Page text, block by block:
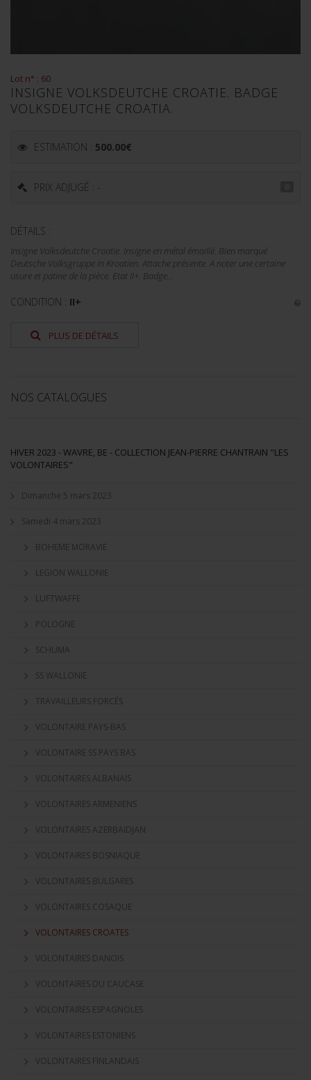
Lot n° : 60
INSIGNE VOLKSDEUTCHE CROATIE. BADGE
VOLKSDEUTCHE CROATIA.
ESTIMATION : 500.00€
PRIX ADJUGÉ : -
DÉTAILS :
Insigne Volksdeutche Croatie. Insigne en métal émaillé. Bien marqué
Deutsche Volksgruppe in Kroatien. Attache présente. A noter une certaine
usure et patine de la pièce. Etat II+. Badge...
CONDITION : II+
PLUS DE DÉTAILS
NOS CATALOGUES
HIVER 2023 - WAVRE, BE - COLLECTION JEAN-PIERRE CHANTRAIN "LES
VOLONTAIRES"
Dimanche 5 mars 2023
Samedi 4 mars 2023
BOHEME MORAVIE
LEGION WALLONIE
LUFTWAFFE
POLOGNE
SCHUMA
SS WALLONIE
TRAVAILLEURS FORCÉS
VOLONTAIRE PAYS-BAS
VOLONTAIRE SS PAYS BAS
VOLONTAIRES ALBANAIS
VOLONTAIRES ARMENIENS
VOLONTAIRES AZERBAIDJAN
VOLONTAIRES BOSNIAQUE
VOLONTAIRES BULGARES
VOLONTAIRES COSAQUE
VOLONTAIRES CROATES
VOLONTAIRES DANOIS
VOLONTAIRES DU CAUCASE
VOLONTAIRES ESPAGNOLES
VOLONTAIRES ESTONIENS
VOLONTAIRES FINLANDAIS